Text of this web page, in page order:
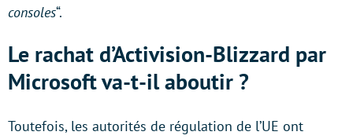
consoles“.
Le rachat d’Activision-Blizzard par
Microsoft va-t-il aboutir ?
Toutefois, les autorités de régulation de l’UE ont